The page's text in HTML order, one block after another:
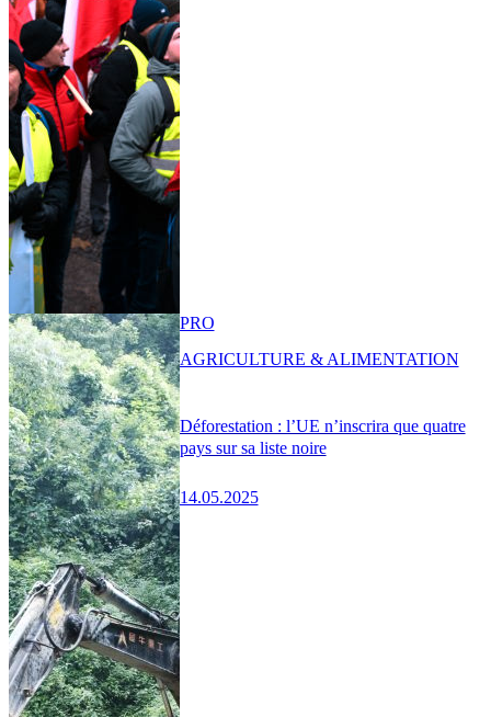
Déforestation : l’UE n’inscrira que quatre
pays sur sa liste noire
14.05.2025
PRO
AGRICULTURE & ALIMENTATION